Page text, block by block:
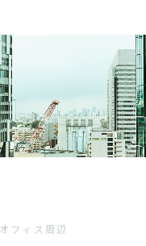
オフィス周辺